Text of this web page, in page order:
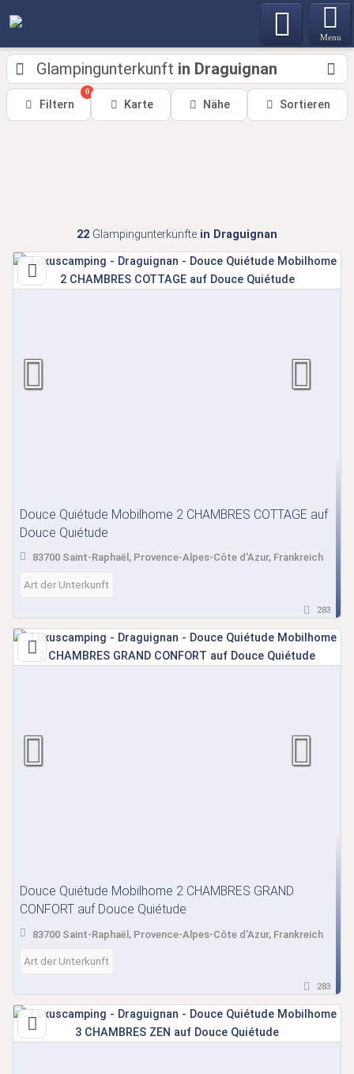
Menu
Glampingunterkunft in Draguignan
Filtern
0
Karte Nähe Sortieren
22 Glampingunterkünfte in Draguignan
Douce Quiétude Mobilhome 2 CHAMBRES COTTAGE auf
Douce Quiétude
83700 Saint-Raphaël, Provence-Alpes-Côte d'Azur, Frankreich
Art der Unterkunft
283
Douce Quiétude Mobilhome 2 CHAMBRES GRAND
CONFORT auf Douce Quiétude
83700 Saint-Raphaël, Provence-Alpes-Côte d'Azur, Frankreich
Art der Unterkunft
283